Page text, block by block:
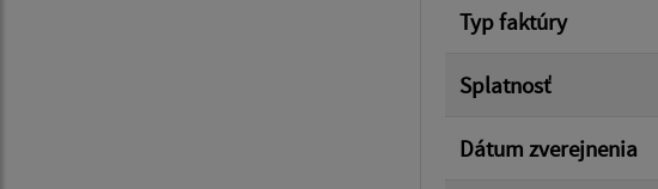
Typ faktúry
Splatnosť
Dátum zverejnenia